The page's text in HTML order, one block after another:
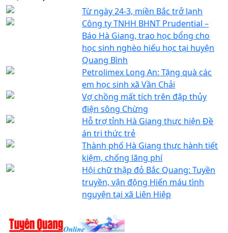
Từ ngày 24-3, miền Bắc trở lạnh
Công ty TNHH BHNT Prudential –
Báo Hà Giang, trao học bổng cho
học sinh nghèo hiếu học tại huyện
Quang Bình
Petrolimex Long An: Tặng quà các
em học sinh xã Vần Chải
Vợ chồng mất tích trên đập thủy
điện sông Chừng
Hỗ trợ tỉnh Hà Giang thực hiện Đề
án tri thức trẻ
Thành phố Hà Giang thực hành tiết
kiệm, chống lãng phí
Hội chữ thập đỏ Bắc Quang: Tuyền
truyền, vận động Hiến máu tình
nguyện tại xã Liên Hiệp